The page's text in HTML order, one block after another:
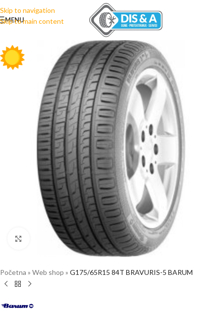
Skip to navigation
Skip to main content
MENU
Click to enlarge
Početna » Web shop » G175/65R15 84T BRAVURIS-5 BARUM